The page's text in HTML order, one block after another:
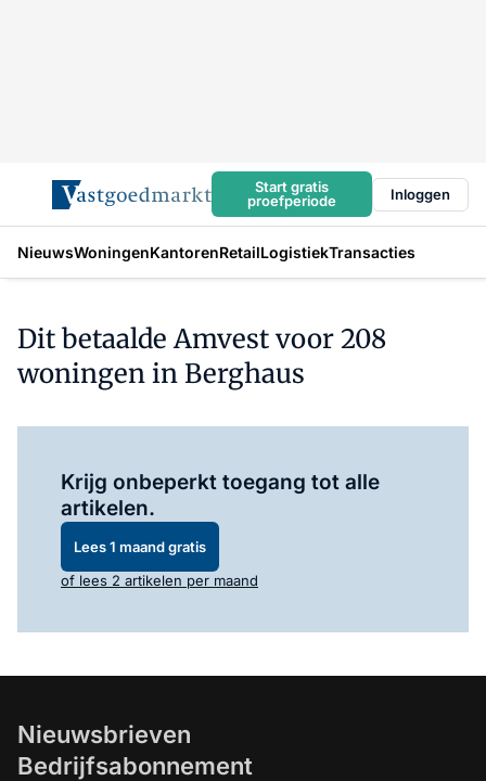
Start gratis
proefperiode
Inloggen
NieuwsWoningenKantorenRetailLogistiekTransacties
Dit betaalde Amvest voor 208
woningen in Berghaus
Krijg onbeperkt toegang tot alle
artikelen.
Lees 1 maand gratis
of lees 2 artikelen per maand
Nieuwsbrieven
Bedrijfsabonnement